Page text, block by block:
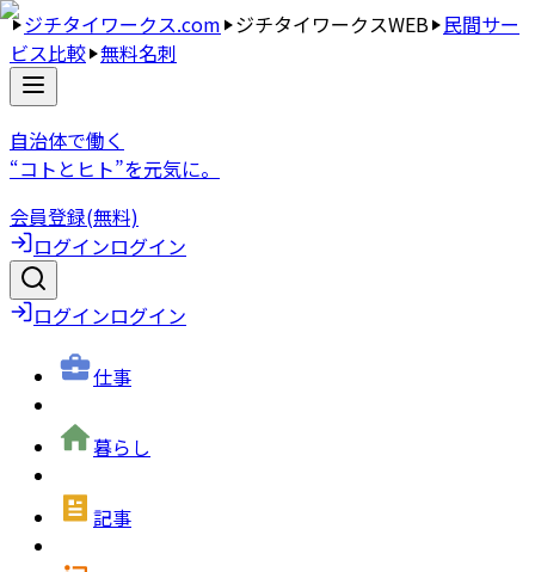
ジチタイワークス.com ジチタイワークスWEB 民間サー
ビス比較 無料名刺
自治体で働く
“コトとヒト”を元気に。
会員登録(無料)
ログインログイン
ログインログイン
仕事
暮らし
記事